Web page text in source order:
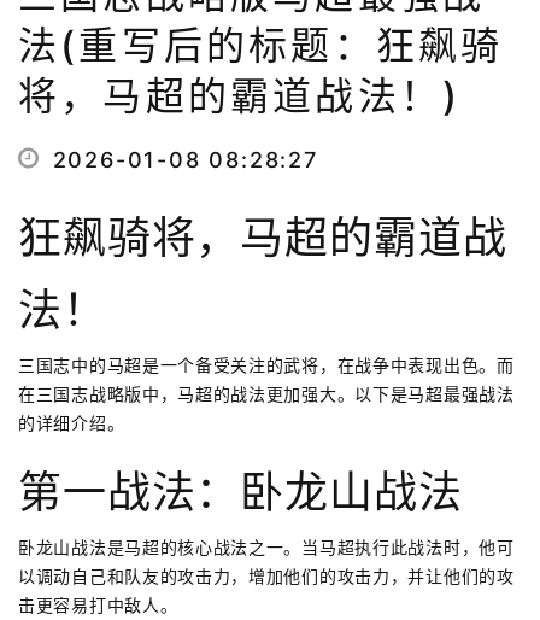
法(重写后的标题：狂飙骑
将，马超的霸道战法！)
2026-01-08 08:28:27
狂飙骑将，马超的霸道战
法！
三国志中的马超是一个备受关注的武将，在战争中表现出色。而
在三国志战略版中，马超的战法更加强大。以下是马超最强战法
的详细介绍。
第一战法：卧龙山战法
卧龙山战法是马超的核心战法之一。当马超执行此战法时，他可
以调动自己和队友的攻击力，增加他们的攻击力，并让他们的攻
击更容易打中敌人。